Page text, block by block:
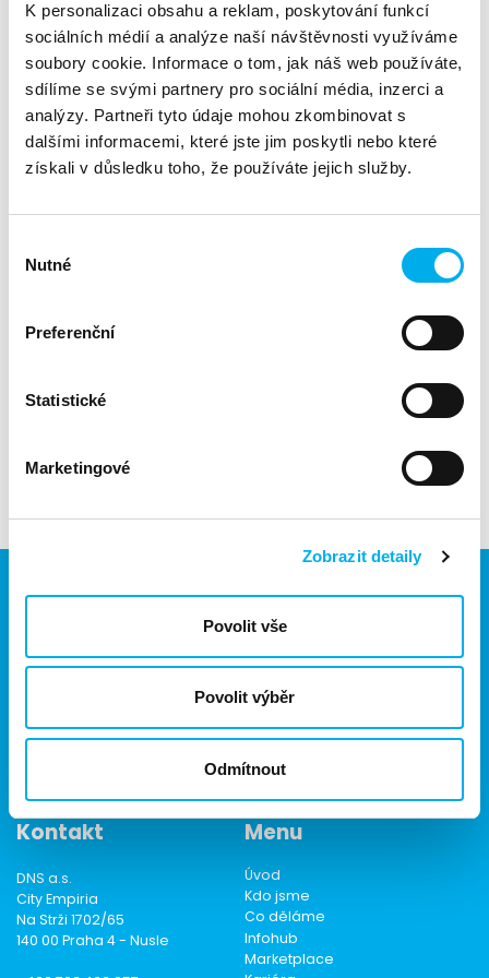
K personalizaci obsahu a reklam, poskytování funkcí
sociálních médií a analýze naší návštěvnosti využíváme
soubory cookie. Informace o tom, jak náš web používáte,
sdílíme se svými partnery pro sociální média, inzerci a
analýzy. Partneři tyto údaje mohou zkombinovat s
dalšími informacemi, které jste jim poskytli nebo které
získali v důsledku toho, že používáte jejich služby.
souhlasu
Nutné
Preferenční
Statistické
Marketingové
Zobrazit detaily
Povolit vše
Povolit výběr
Odmítnout
Rohanské nábřeží 19, Praha 8 – Karlín.
Celý říjen 2024 se Praha stane centrem diskusí o umělé
inteligenci díky největší AI události v Česku – Měsíc AI.
V rámci tohoto festivalu proběhne více než 100 akcí zdarma,
zahrnujících konference, workshopy a networking. Program je
určen jak pro profesionály v oboru, tak i pro laiky, kteří se
Buďte u toho!
AI hub v Karlíně nabízí jednotlivcům i firmám pestrý program,
je nutná.
Jsme součástí eD skupiny, ekosystému firem v oblasti IT,
obchodu, softwarových řešení, komunikace, e-commerce
a technologií s 30 lety zkušeností, více než 700 odborníky
Kontakt
DNS a.s.
City Empiria
Na Strži 1702/65
140 00 Praha 4 - Nusle
Menu
Úvod
Kdo jsme
Co děláme
Infohub
Marketplace